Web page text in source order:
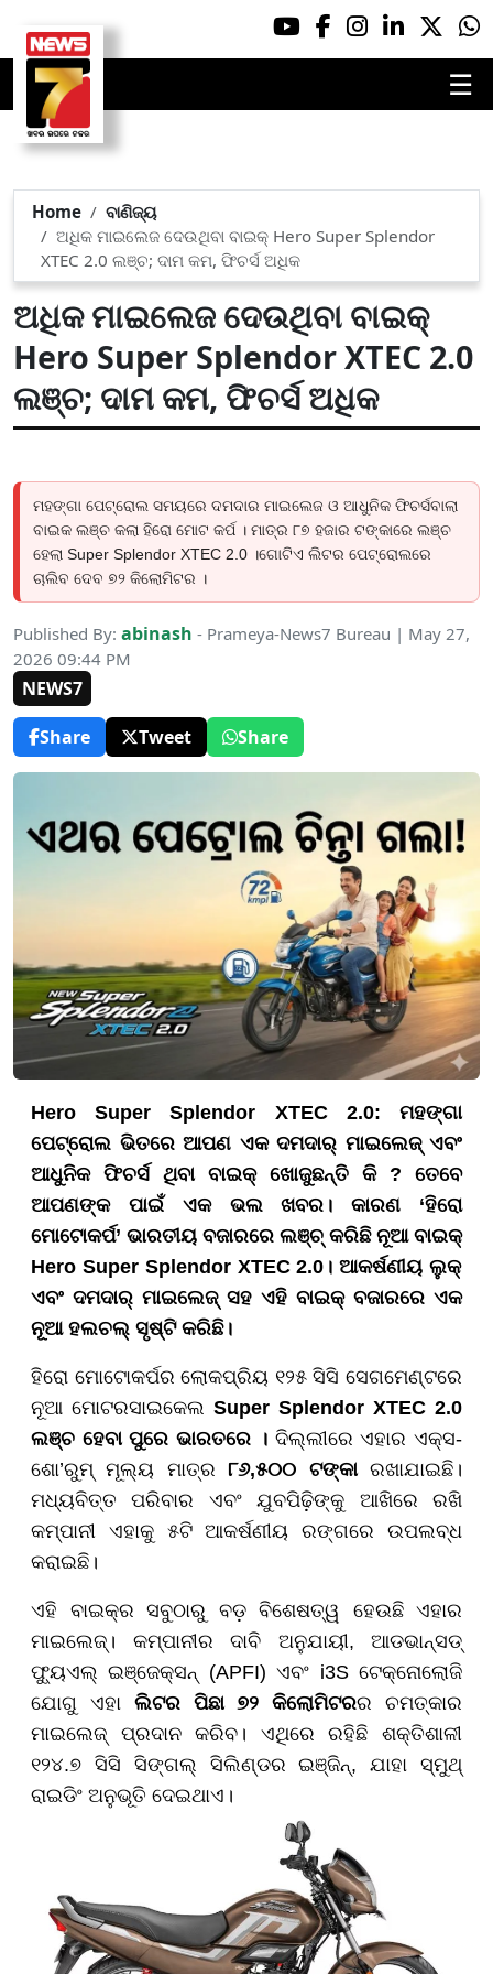
☰
Home
ବାଣିଜ୍ୟ
ଅଧିକ ମାଇଲେଜ ଦେଉଥିବା ବାଇକ୍ Hero Super Splendor
XTEC 2.0 ଲଞ୍ଚ; ଦାମ କମ, ଫିଚର୍ସ ଅଧିକ
ଅଧିକ ମାଇଲେଜ ଦେଉଥିବା ବାଇକ୍
Hero Super Splendor XTEC 2.0
ଲଞ୍ଚ; ଦାମ କମ, ଫିଚର୍ସ ଅଧିକ
ମହଙ୍ଗା ପେଟ୍ରୋଲ ସମୟରେ ଦମଦାର ମାଇଲେଜ ଓ ଆଧୁନିକ ଫିଚର୍ସବାଲା
ବାଇକ ଲଞ୍ଚ କଲା ହିରୋ ମୋଟ କର୍ପ । ମାତ୍ର ୮୭ ହଜାର ଟଙ୍କାରେ ଲଞ୍ଚ
ହେଲା Super Splendor XTEC 2.0 ।ଗୋଟିଏ ଲିଟର ପେଟ୍ରୋଲରେ
ଚାଲିବ ଦେବ ୭୨ କିଲୋମିଟର ।
Published By: abinash - Prameya-News7 Bureau | May 27,
2026 09:44 PM
NEWS7
Share
Tweet Share
Hero Super Splendor XTEC 2.0: ମହଙ୍ଗା
ପେଟ୍ରୋଲ ଭିତରେ ଆପଣ ଏକ ଦମଦାର୍ ମାଇଲେଜ୍ ଏବଂ
ଆଧୁନିକ ଫିଚର୍ସ ଥିବା ବାଇକ୍ ଖୋଜୁଛନ୍ତି କି ?
ତେବେ
ଆପଣଙ୍କ ପାଇଁ
ଏକ ଭଲ ଖବର । କାରଣ ‘ହିରୋ
ମୋଟୋକର୍ପ’ ଭାରତୀୟ ବଜାରରେ ଲଞ୍ଚ୍ କରିଛି ନୂଆ ବାଇକ୍
Hero Super Splendor XTEC 2.0 । ଆକର୍ଷଣୀୟ ଲୁକ୍
ଏବଂ ଦମଦାର୍ ମାଇଲେଜ୍‌ ସହ ଏହି ବାଇକ୍‌ ବଜାରରେ ଏକ
ନୂଆ ହଲଚଲ୍ ସୃଷ୍ଟି କରିଛି।
ହିରୋ ମୋଟୋକର୍ପର ଲୋକପ୍ରିୟ ୧୨୫ ସିସି ସେଗମେଣ୍ଟରେ
ନୂଆ ମୋଟରସାଇକେଲ Super Splendor XTEC 2.0
ଲଞ୍ଚ ହେବା ପୁରେ ଭାରତରେ । ଦିଲ୍ଲୀରେ ଏହାର ଏକ୍ସ-
ଶୋ’ରୁମ୍ ମୂଲ୍ୟ ମାତ୍ର୮୬,୫୦୦ ଟଙ୍କାରଖାଯାଇଛି।
ମଧ୍ୟବିତ୍ତ ପରିବାର ଏବଂ ଯୁବପିଢ଼ିଙ୍କୁ ଆଖିରେ ରଖି
କମ୍ପାନୀ ଏହାକୁ ୫ଟି ଆକର୍ଷଣୀୟ ରଙ୍ଗରେ ଉପଲବ୍ଧ
କରାଇଛି।
ଏହି ବାଇକ୍‌ର ସବୁଠାରୁ ବଡ଼ ବିଶେଷତ୍ୱ ହେଉଛି ଏହାର
ମାଇଲେଜ୍‌। କମ୍ପାନୀର ଦାବି ଅନୁଯାୟୀ, ଆଡଭାନ୍ସଡ୍
ଫ୍ୟୁଏଲ୍ ଇଞ୍ଜେକ୍ସନ୍ (APFI) ଏବଂ i3S ଟେକ୍ନୋଲୋଜି
ଯୋଗୁ ଏହା ଲିଟର ପିଛା ୭୨ କିଲୋମିଟରର ଚମତ୍କାର
ମାଇଲେଜ୍ ପ୍ରଦାନ କରିବ। ଏଥିରେ ରହିଛି ଶକ୍ତିଶାଳୀ
୧୨୪.୭ ସିସି ସିଙ୍ଗଲ୍ ସିଲିଣ୍ଡର ଇଞ୍ଜିନ୍, ଯାହା ସ୍ମୁଥ୍
ରାଇଡିଂ ଅନୁଭୂତି ଦେଇଥାଏ।